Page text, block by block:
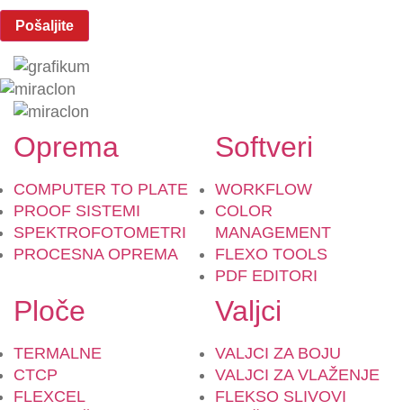
Oprema
COMPUTER TO PLATE
PROOF SISTEMI
SPEKTROFOTOMETRI
PROCESNA OPREMA
Softveri
WORKFLOW
COLOR
MANAGEMENT
FLEXO TOOLS
PDF EDITORI
Ploče
TERMALNE
CTCP
FLEXCEL
Valjci
VALJCI ZA BOJU
VALJCI ZA VLAŽENJE
FLEKSO SLIVOVI